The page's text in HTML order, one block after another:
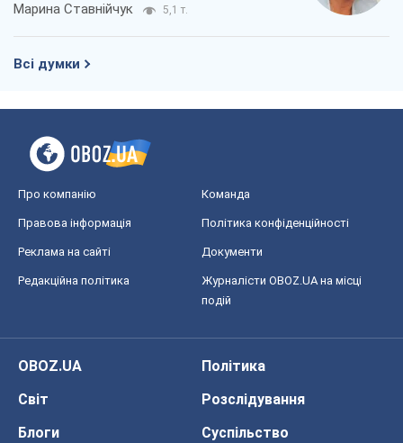
Марина Ставнійчук 5,1 т.
Всі думки
Про компанію Команда
Правова інформація Політика конфіденційності
Реклама на сайті Документи
Редакційна політика
Журналісти OBOZ.UA на місці
подій
OBOZ.UA
Політика
Світ
Розслідування
Блоги
Суспільство